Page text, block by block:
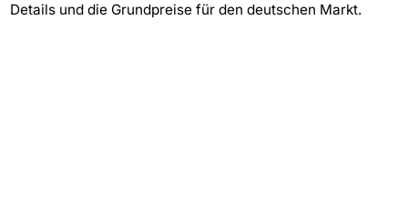
Details und die Grundpreise für den deutschen Markt.